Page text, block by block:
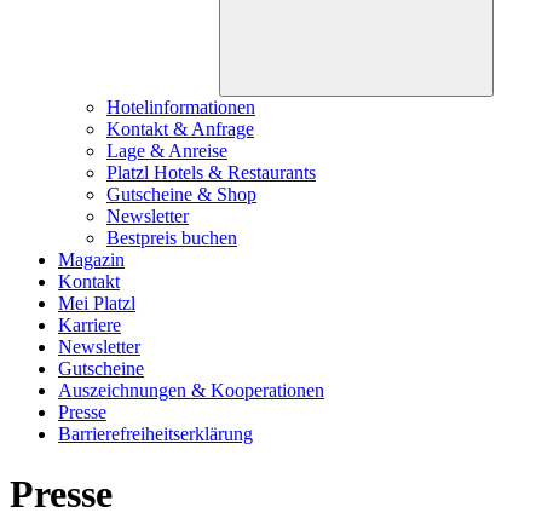
Hotelinformationen
Kontakt & Anfrage
Lage & Anreise
Platzl Hotels & Restaurants
Gutscheine & Shop
Newsletter
Bestpreis buchen
Magazin
Kontakt
Mei Platzl
Karriere
Newsletter
Gutscheine
Auszeichnungen & Kooperationen
Presse
Barrierefreiheitserklärung
Presse